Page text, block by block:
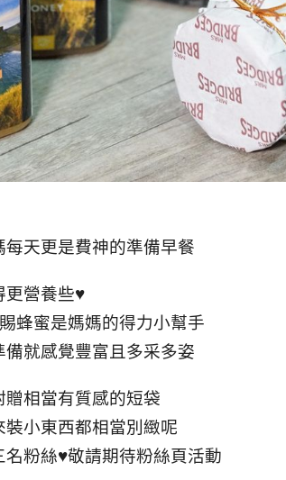
天更是費神的準備早餐
更營養些♥
蜂蜜是媽媽的得力小幫手
就感覺豐富且多采多姿
相當有質感的短袋
小東西都相當別緻呢
粉絲♥敬請期待粉絲頁活動